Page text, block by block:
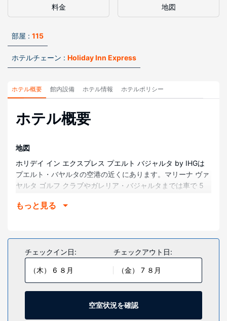
料金 地図
部屋 : 115
ホテルチェーン : Holiday Inn Express
ホテル概要 館内設備 ホテル情報 ホテルポリシー
ホテル概要
地図
ホリデイ イン エクスプレス プエルト バジャルタ by IHGは
プエルト・バヤルタの空港の近くにあります。マリーナ ヴァ
ヤルタ ゴルフ クラブやガレリア・バジャルタまでは車で 5
プラヤ デ ロス ムエルトス (リゾート)まで 8.9 km の場所に
全部で 115 室ある冷房完備の客室にはLED テレビが備わって
おり、ゆったりおくつろぎいただけます。有線インターネッ
ト アクセス / WiFi を無料でお使いいただけるほか、ケーブル
の番組をご覧いただけます。専用バスルームには、バスアメ
ニティ (無料)、ヘアドライヤーが付いています。セーフティ
ボックス、デスクの他に、市内通話 (無料)付きの電話をご利
用いただけます。
もっと見る
チェックイン日:
（木） 6 ８月
チェックアウト日:
（金） 7 ８月
空室状況を確認